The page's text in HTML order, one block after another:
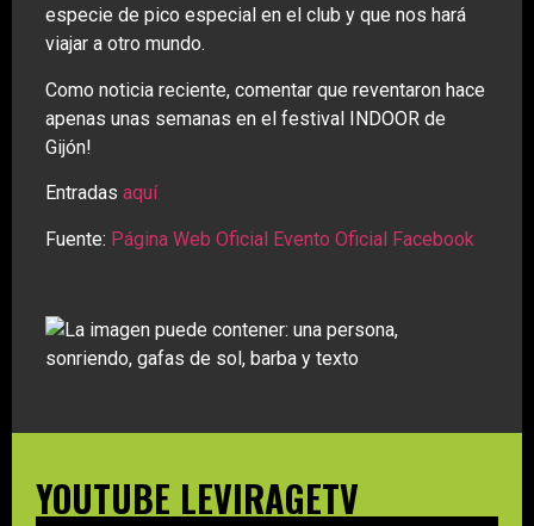
especie de pico especial en el club y que nos hará
viajar a otro mundo.
Como noticia reciente, comentar que reventaron hace
apenas unas semanas en el festival INDOOR de
Gijón!
Entradas aquí
Fuente: Página Web Oficial Evento Oficial Facebook
YOUTUBE LEVIRAGETV